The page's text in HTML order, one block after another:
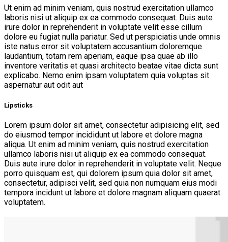
Ut enim ad minim veniam, quis nostrud exercitation ullamco
laboris nisi ut aliquip ex ea commodo consequat. Duis aute
irure dolor in reprehenderit in voluptate velit esse cillum
dolore eu fugiat nulla pariatur. Sed ut perspiciatis unde omnis
iste natus error sit voluptatem accusantium doloremque
laudantium, totam rem aperiam, eaque ipsa quae ab illo
inventore veritatis et quasi architecto beatae vitae dicta sunt
explicabo. Nemo enim ipsam voluptatem quia voluptas sit
aspernatur aut odit aut
Lipsticks
Lorem ipsum dolor sit amet, consectetur adipisicing elit, sed
do eiusmod tempor incididunt ut labore et dolore magna
aliqua. Ut enim ad minim veniam, quis nostrud exercitation
ullamco laboris nisi ut aliquip ex ea commodo consequat.
Duis aute irure dolor in reprehenderit in voluptate velit. Neque
porro quisquam est, qui dolorem ipsum quia dolor sit amet,
consectetur, adipisci velit, sed quia non numquam eius modi
tempora incidunt ut labore et dolore magnam aliquam quaerat
voluptatem.